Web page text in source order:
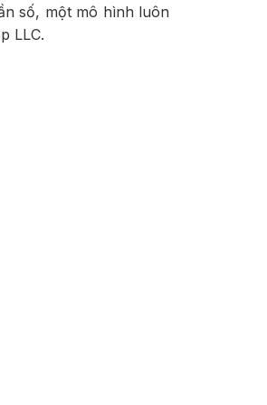
số, một mô hình luôn
LLC.